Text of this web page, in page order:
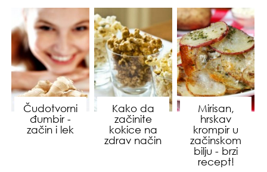
Čudotvorni
đumbir -
začin i lek
Kako da
začinite
kokice na
zdrav način
Mirisan,
hrskav
krompir u
začinskom
bilju - brzi
recept!